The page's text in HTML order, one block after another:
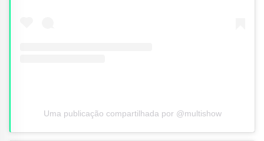
Uma publicação compartilhada por @multishow